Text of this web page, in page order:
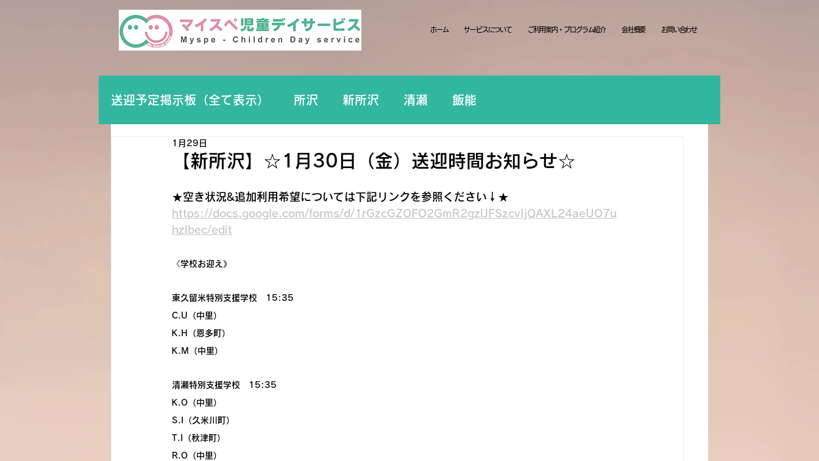
ホーム サービスについて ご利用案内・プログラム紹介 会社概要 お問い合わせ
送迎予定掲示板（全て表示） 所沢 新所沢 清瀬 飯能
【新所沢】☆1月30日（金）送迎時間お知らせ☆
1月29日
★空き状況&追加利用希望については下記リンクを参照ください↓★
https://docs.google.com/forms/d/1rGzcGZOFO2GmR2gzlJFSzcvIjQAXL24aeUO7u
hzlbec/edit
《学校お迎え》
東久留米特別支援学校　15:35
C.U（中里）
K.H（恩多町）
K.M（中里）
清瀬特別支援学校　15:35
K.O（中里）
S.I（久米川町）
T.I（秋津町）
R.O（中里）